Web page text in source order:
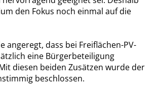
den Fokus noch einmal auf die
angeregt, dass bei Freiflächen-PV-
eine Bürgerbeteiligung
diesen beiden Zusätzen wurde der
beschlossen.